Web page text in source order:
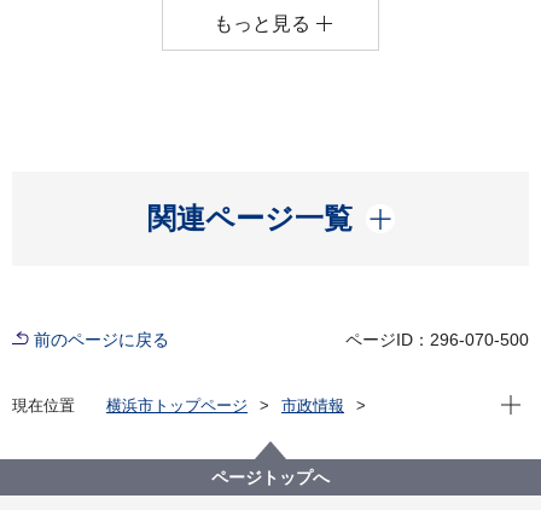
もっと見る
関連ページ一覧
開く
前のページに戻る ページID：296-070-500
現在位置 横浜市トップページ
市政情報
現在
ページトップへ